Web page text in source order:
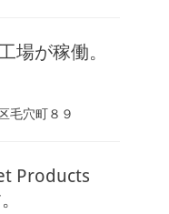
場が稼働。
毛穴町８９
Products